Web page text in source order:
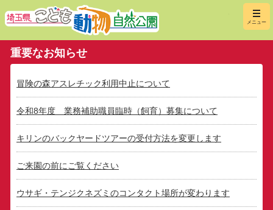
埼玉県
メニュー
重要なお知らせ
冒険の森アスレチック利用中止について
令和8年度 業務補助職員臨時（飼育）募集について
キリンのバックヤードツアーの受付方法を変更します
ご来園の前にご覧ください
ウサギ・テンジクネズミのコンタクト場所が変わります